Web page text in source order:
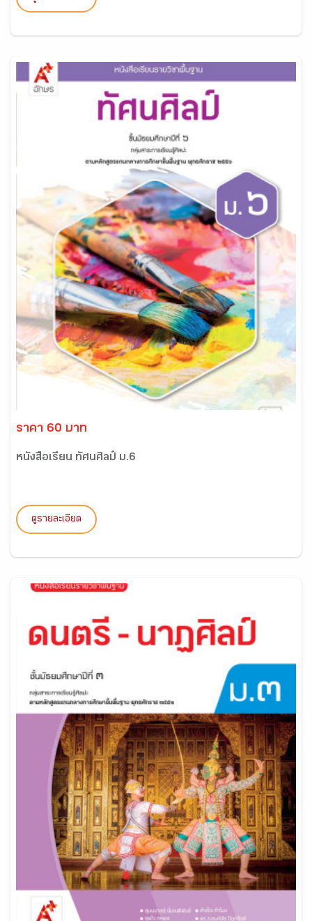
ราคา 60 บาท
หนังสือเรียน ทัศนศิลป์ ม.6
ดูรายละเอียด